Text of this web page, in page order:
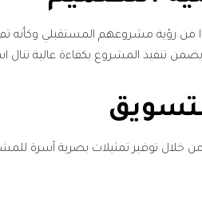
من رؤية مشروعهم المستقبلي
تنفيذ المشروع بكفاءة عالية
من خلال توفير تمثيلات بصرية آسرة